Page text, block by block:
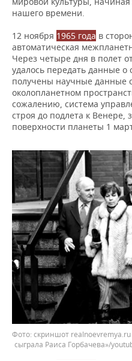
нашего времени.
12 ноября 1965 года в
автоматическая
Через четыре дня в полет
удалось передать данные
получены научные данные
околопланетном
сожалению, система
строя до подлета к Венере,
поверхности планеты 1
скриншот
сыграла Раиса Горбачева»/